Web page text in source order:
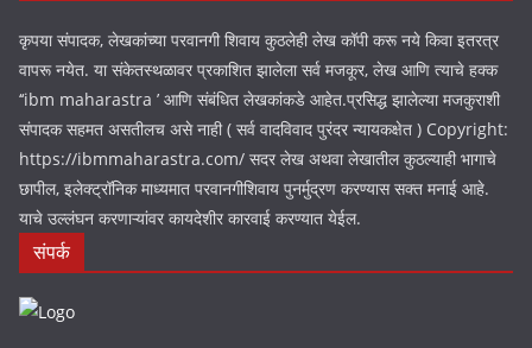
कृपया संपादक, लेखकांच्या परवानगी शिवाय कुठलेही लेख कॉपी करू नये किवा इतरत्र
वापरू नयेत. या संकेतस्थळावर प्रकाशित झालेला सर्व मजकूर, लेख आणि त्याचे हक्क
‘‘ibm maharastra ’ आणि संबंधित लेखकांकडे आहेत.प्रसिद्ध झालेल्या मजकुराशी
संपादक सहमत असतीलच असे नाही ( सर्व वादविवाद पुरंदर न्यायकक्षेत ) Copyright:
https://ibmmaharastra.com/ सदर लेख अथवा लेखातील कुठल्याही भागाचे
छापील, इलेक्ट्रॉनिक माध्यमात परवानगीशिवाय पुनर्मुद्रण करण्यास सक्त मनाई आहे.
याचे उल्लंघन करणाऱ्यांवर कायदेशीर कारवाई करण्यात येईल.
संपर्क